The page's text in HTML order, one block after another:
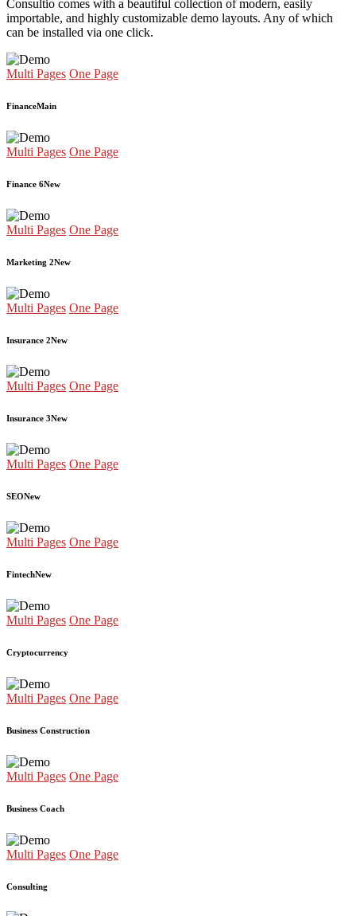
Consultio comes with a beautiful collection of modern, easily
importable, and highly customizable demo layouts. Any of which
can be installed via one click.
Multi Pages One Page
FinanceMain
Multi Pages One Page
Finance 6New
Multi Pages One Page
Marketing 2New
Multi Pages One Page
Insurance 2New
Multi Pages One Page
Insurance 3New
Multi Pages One Page
SEONew
Multi Pages One Page
FintechNew
Multi Pages One Page
Cryptocurrency
Multi Pages One Page
Business Construction
Multi Pages One Page
Business Coach
Multi Pages One Page
Consulting